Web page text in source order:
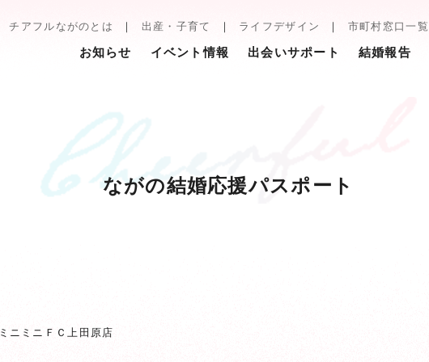
チアフルながのとは 出産・子育て ライフデザイン 市町村窓口一覧
お知らせ イベント情報 出会いサポート 結婚報告
ながの結婚応援パスポート
ミニミニＦＣ上田原店